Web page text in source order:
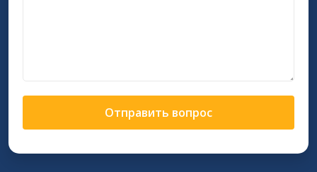
Отправить вопрос